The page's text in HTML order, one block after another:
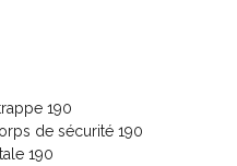
190
de sécurité 190
190